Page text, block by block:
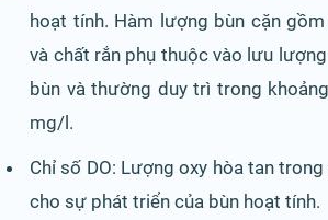
hoạt tính. Hàm lượng bùn cặn
và chất rắn phụ thuộc vào lưu
bùn và thường duy trì trong
mg/l.
Chỉ số DO: Lượng oxy hòa tan
cho sự phát triển của bùn hoạt tính.